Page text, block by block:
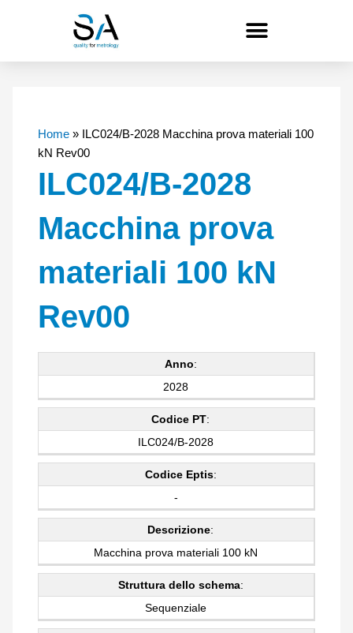
Home»
ILC024/B-2028 Macchina prova materiali 100
kN Rev00
ILC024/B-2028
Macchina prova
materiali 100 kN
Rev00
Anno:
2028
Codice PT:
ILC024/B-2028
Codice Eptis:
-
Descrizione:
Macchina prova materiali 100 kN
Struttura dello schema:
Sequenziale